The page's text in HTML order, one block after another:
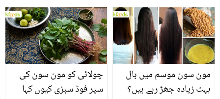
چولائی کو مون سون کی
سپر فوڈ سبزی کیوں کہا
مون سون موسم میں بال
بہت زیادہ جھڑ رہے ہیں؟